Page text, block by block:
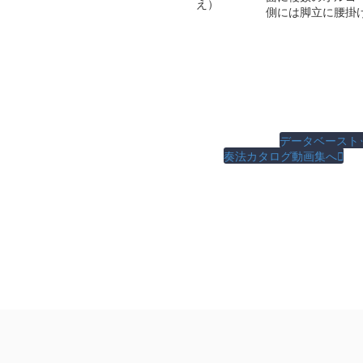
え）
側には脚立に腰掛
データベースト
奏法カタログ動画集へ